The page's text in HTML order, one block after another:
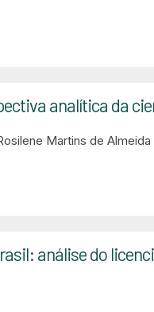
analítica da
Martins de Almeida
análise do